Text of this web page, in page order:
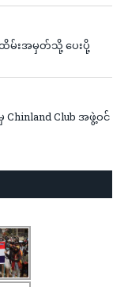
ထိမ်းအမှတ်သို့ ပေးပို့
Club အဖွဲ့ဝင်